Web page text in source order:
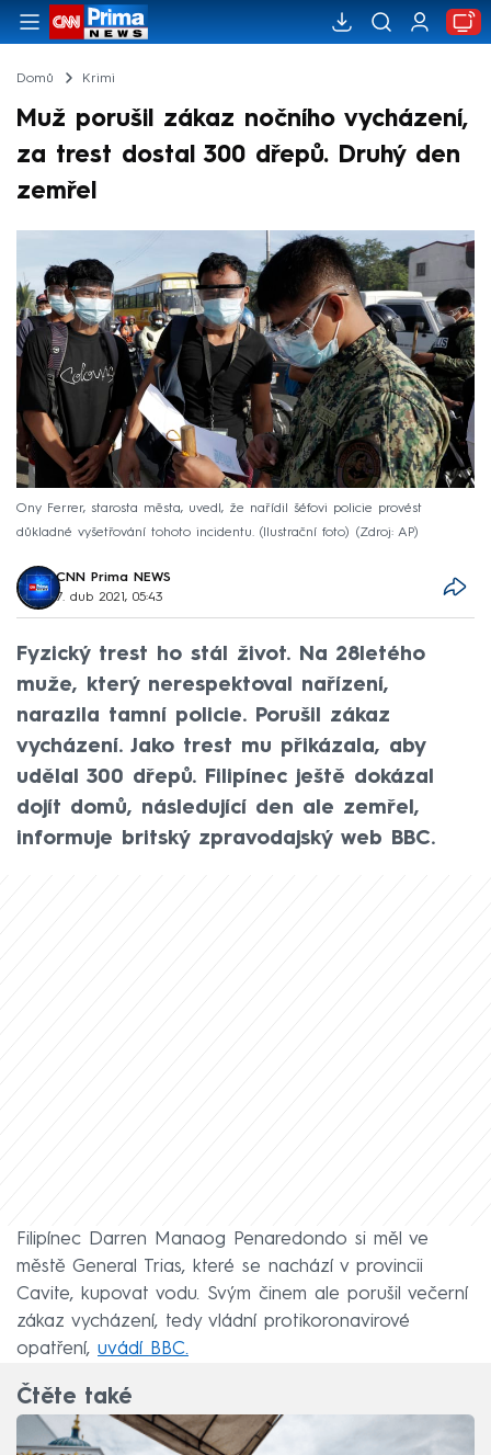
Domů Krimi
Muž porušil zákaz nočního vycházení,
za trest dostal 300 dřepů. Druhý den
zemřel
Ony Ferrer, starosta města, uvedl, že nařídil šéfovi policie provést
důkladné vyšetřování tohoto incidentu. (Ilustrační foto)
Zdroj: AP
CNN Prima NEWS
7. dub 2021, 05:43
Fyzický trest ho stál život. Na 28letého
muže, který nerespektoval nařízení,
narazila tamní policie. Porušil zákaz
vycházení. Jako trest mu přikázala, aby
udělal 300 dřepů. Filipínec ještě dokázal
dojít domů, následující den ale zemřel,
informuje britský zpravodajský web BBC.
Filipínec Darren Manaog Penaredondo si měl ve
městě General Trias, které se nachází v provincii
Cavite, kupovat vodu. Svým činem ale porušil večerní
zákaz vycházení, tedy vládní protikoronavirové
opatření, uvádí BBC.
Čtěte také